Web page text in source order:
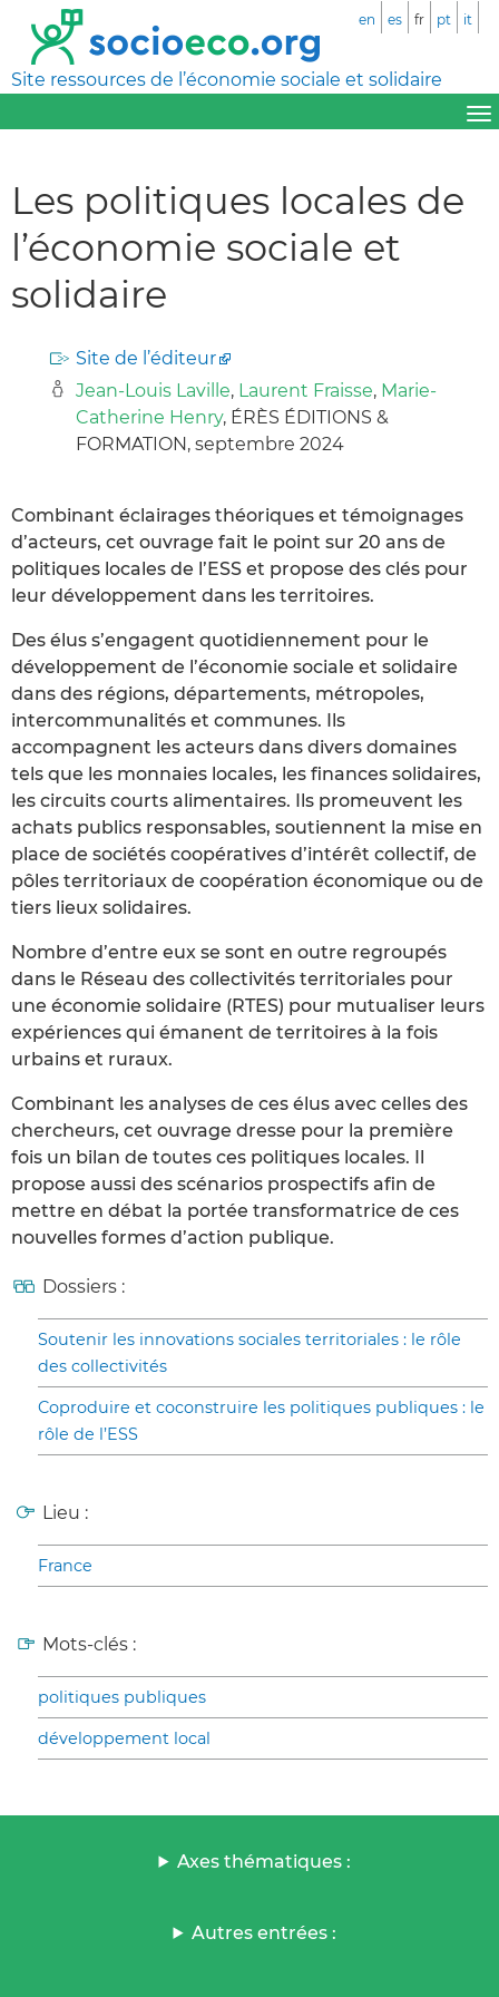
Site ressources de l’économie sociale et solidaire
en es fr pt it
Les politiques locales de
l’économie sociale et
solidaire
Site de l’éditeur
Jean-Louis Laville, Laurent Fraisse, Marie-
Catherine Henry, ÉRÈS ÉDITIONS &
FORMATION, septembre 2024
Combinant éclairages théoriques et témoignages
d’acteurs, cet ouvrage fait le point sur 20 ans de
politiques locales de l’ESS et propose des clés pour
leur développement dans les territoires.
Des élus s’engagent quotidiennement pour le
développement de l’économie sociale et solidaire
dans des régions, départements, métropoles,
intercommunalités et communes. Ils
accompagnent les acteurs dans divers domaines
tels que les monnaies locales, les finances solidaires,
les circuits courts alimentaires. Ils promeuvent les
achats publics responsables, soutiennent la mise en
place de sociétés coopératives d’intérêt collectif, de
pôles territoriaux de coopération économique ou de
tiers lieux solidaires.
Nombre d’entre eux se sont en outre regroupés
dans le Réseau des collectivités territoriales pour
une économie solidaire (RTES) pour mutualiser leurs
expériences qui émanent de territoires à la fois
urbains et ruraux.
Combinant les analyses de ces élus avec celles des
chercheurs, cet ouvrage dresse pour la première
fois un bilan de toutes ces politiques locales. Il
propose aussi des scénarios prospectifs afin de
mettre en débat la portée transformatrice de ces
nouvelles formes d’action publique.
Dossiers :
Soutenir les innovations sociales territoriales : le rôle
des collectivités
Coproduire et coconstruire les politiques publiques : le
rôle de l’ESS
Lieu :
France
Mots-clés :
politiques publiques
développement local
Axes thématiques :
Autres entrées :